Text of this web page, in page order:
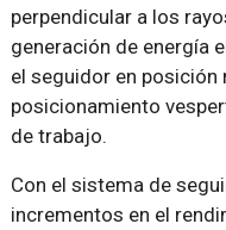
perpendicular a los
generación de energía
el seguidor en posición
posicionamiento
de trabajo.
Con el sistema de
incrementos en el